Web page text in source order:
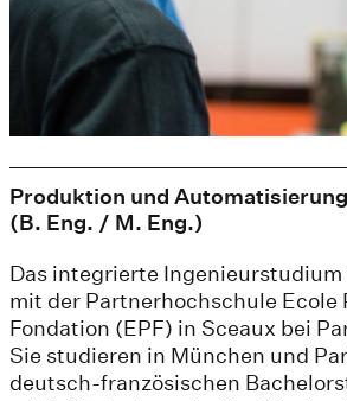
Produktion und
(B. Eng. / M. Eng.)
Das integrierte Ingenieurstudium
mit der Partnerhochschule Ecole
Fondation (EPF) in Sceaux bei
Sie studieren in München und
deutsch-französischen